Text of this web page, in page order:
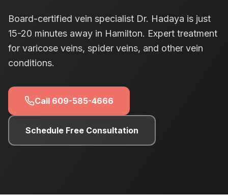
Board-certified vein specialist Dr. Hadaya is just
15-20 minutes away in Hamilton. Expert treatment
for varicose veins, spider veins, and other vein
conditions.
Call 609-585-4666
Schedule Free Consultation